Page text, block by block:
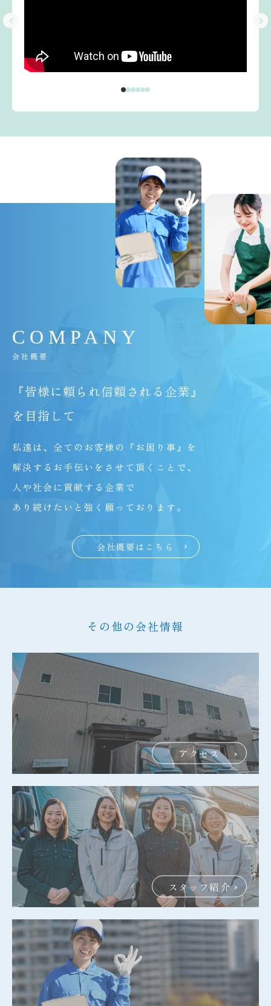
C O M P A N Y
会社概要
『皆様に頼られ信頼される企業』
を目指して
私達は、全てのお客様の『お困り事』を
解決するお手伝いをさせて頂くことで、
人や社会に貢献する企業で
あり続けたいと強く願っております。
会社概要はこちら
その他の会社情報
アクセス
スタッフ紹介